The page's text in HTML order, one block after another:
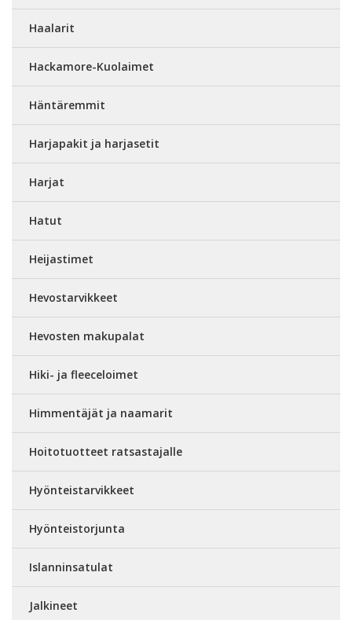
Haalarit
Hackamore-Kuolaimet
Häntäremmit
Harjapakit ja harjasetit
Harjat
Hatut
Heijastimet
Hevostarvikkeet
Hevosten makupalat
Hiki- ja fleeceloimet
Himmentäjät ja naamarit
Hoitotuotteet ratsastajalle
Hyönteistarvikkeet
Hyönteistorjunta
Islanninsatulat
Jalkineet